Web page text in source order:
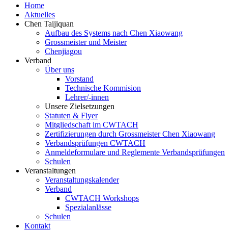
Home
Aktuelles
Chen Taijiquan
Aufbau des Systems nach Chen Xiaowang
Grossmeister und Meister
Chenjiagou
Verband
Über uns
Vorstand
Technische Kommision
Lehrer/-innen
Unsere Zielsetzungen
Statuten & Flyer
Mitgliedschaft im CWTACH
Zertifizierungen durch Grossmeister Chen Xiaowang
Verbandsprüfungen CWTACH
Anmeldeformulare und Reglemente Verbandsprüfungen
Schulen
Veranstaltungen
Veranstaltungskalender
Verband
CWTACH Workshops
Spezialanlässe
Schulen
Kontakt